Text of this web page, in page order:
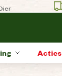
Acties